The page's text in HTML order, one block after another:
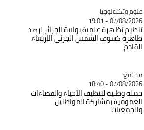
Catégorie
علوم وتكنولوجيا
07/08/2026 - 19:01
تنظيم تظاهرة علمية بولاية الجزائر لرصد
ظاهرة كسوف الشمس الجزئي الأربعاء
القادم
Catégorie
مجتمع
07/08/2026 - 18:40
حملة وطنية لتنظيف الأحياء والفضاءات
العمومية بمشاركة المواطنين
والجمعيات